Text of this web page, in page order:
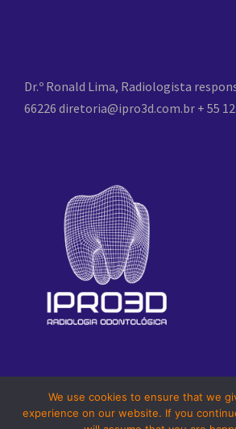
Dr.º Ronald Lima, Radiologista
66226 diretoria@ipro3d.com.br + 55
We use cookies to ensure that we
experience on our website. If you